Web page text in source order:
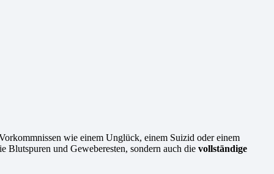
wie einem Unglück, einem Suizid oder einem
und Geweberesten, sondern auch die vollständige